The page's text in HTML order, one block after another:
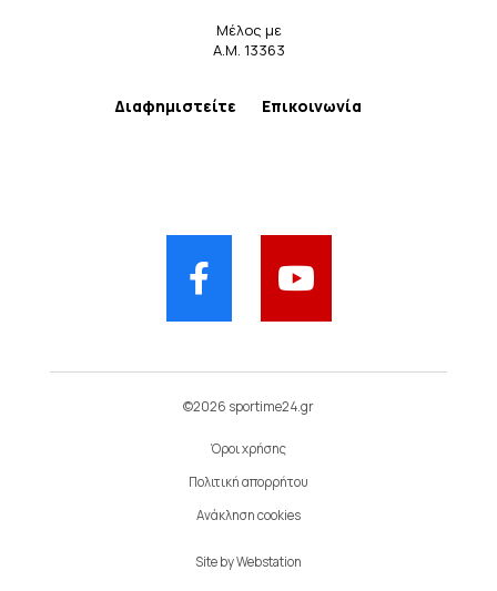
Μέλος με
Α.Μ. 13363
Διαφημιστείτε Επικοινωνία
©2026 sportime24.gr
Όροι χρήσης
Πολιτική απορρήτου
Ανάκληση cookies
Site byWebstation